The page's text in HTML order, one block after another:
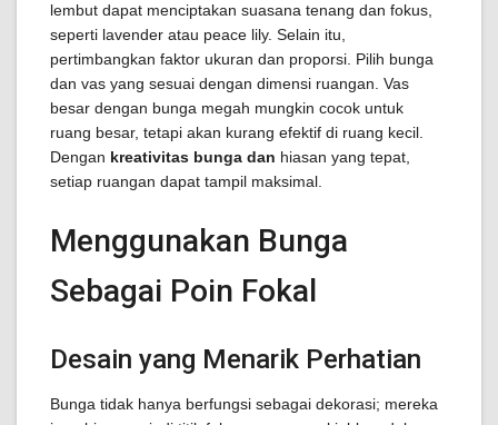
lembut dapat menciptakan suasana tenang dan fokus,
seperti lavender atau peace lily. Selain itu,
pertimbangkan faktor ukuran dan proporsi. Pilih bunga
dan vas yang sesuai dengan dimensi ruangan. Vas
besar dengan bunga megah mungkin cocok untuk
ruang besar, tetapi akan kurang efektif di ruang kecil.
Dengan kreativitas bunga dan hiasan yang tepat,
setiap ruangan dapat tampil maksimal.
Menggunakan Bunga
Sebagai Poin Fokal
Desain yang Menarik Perhatian
Bunga tidak hanya berfungsi sebagai dekorasi; mereka